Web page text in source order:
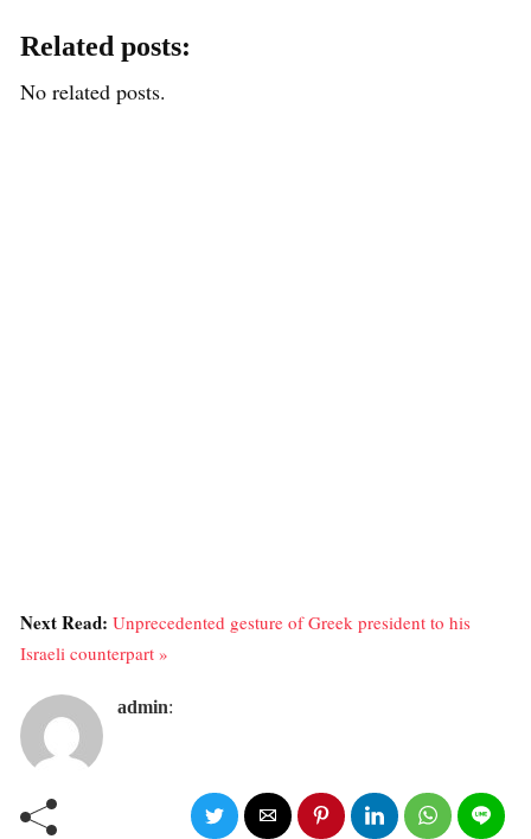
Related posts:
No related posts.
Next Read: Unprecedented gesture of Greek president to his
Israeli counterpart »
admin: